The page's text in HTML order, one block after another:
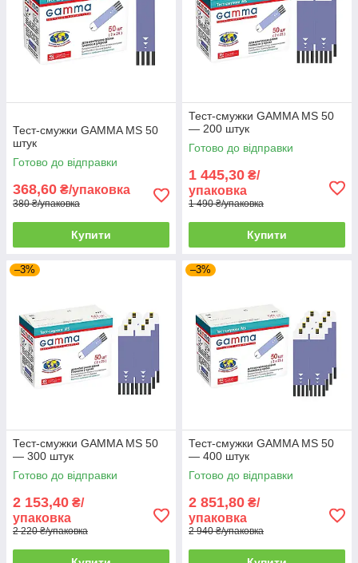
Тест-смужки GAMMA MS 50
штук
Готово до відправки
368,60 ₴/упаковка
380 ₴/упаковка
Купити
Тест-смужки GAMMA MS 50
— 200 штук
Готово до відправки
1 445,30 ₴/
упаковка
1 490 ₴/упаковка
Купити
–3%
Тест-смужки GAMMA MS 50
— 300 штук
Готово до відправки
2 153,40 ₴/
упаковка
2 220 ₴/упаковка
–3%
Тест-смужки GAMMA MS 50
— 400 штук
Готово до відправки
2 851,80 ₴/
упаковка
2 940 ₴/упаковка